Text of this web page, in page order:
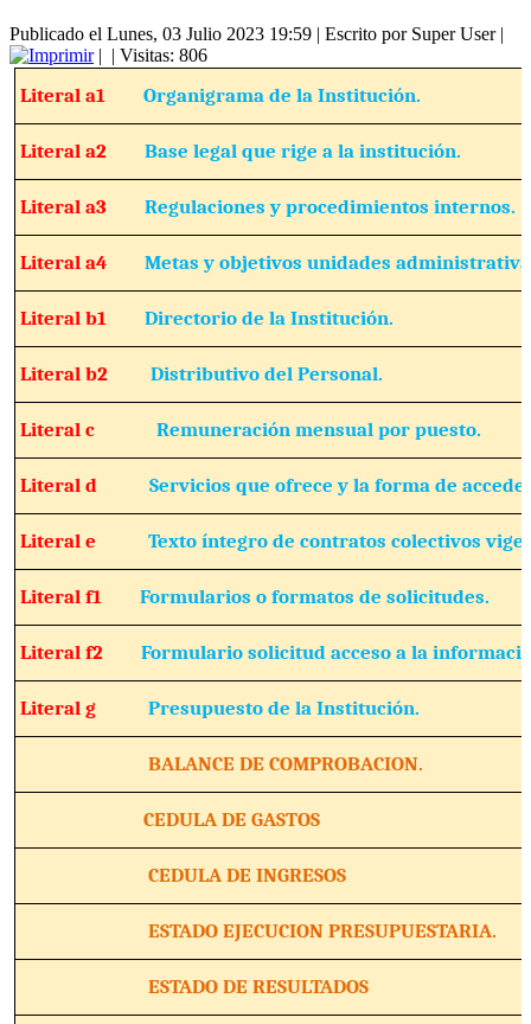
Publicado el Lunes, 03 Julio 2023 19:59 | Escrito por Super User|
| | Visitas: 806
Literal a1Organigrama de la Institución.
Literal a2Base legal que rige a la institución.
Literal a3Regulaciones y procedimientos internos.
Literal a4Metas y objetivos unidades
Literal b1Directorio de la Institución.
Literal b2Distributivo del Personal.
Literal c Remuneración mensual por puesto.
Literal dServicios que ofrece y la forma de
Literal eTexto íntegro de contratos colectivos
Literal f1Formularios o formatos de solicitudes.
Literal f2Formulario solicitud acceso a la
Literal gPresupuesto de la Institución.
BALANCE DE COMPROBACION.
CEDULA DE GASTOS
CEDULA DE INGRESOS
ESTADO EJECUCION PRESUPUESTARIA.
ESTADO DE RESULTADOS